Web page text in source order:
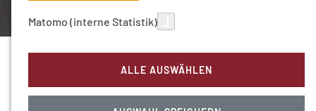
Der Hamburger
Matomo (interne Statistik)
ALLE AUSWÄHLEN